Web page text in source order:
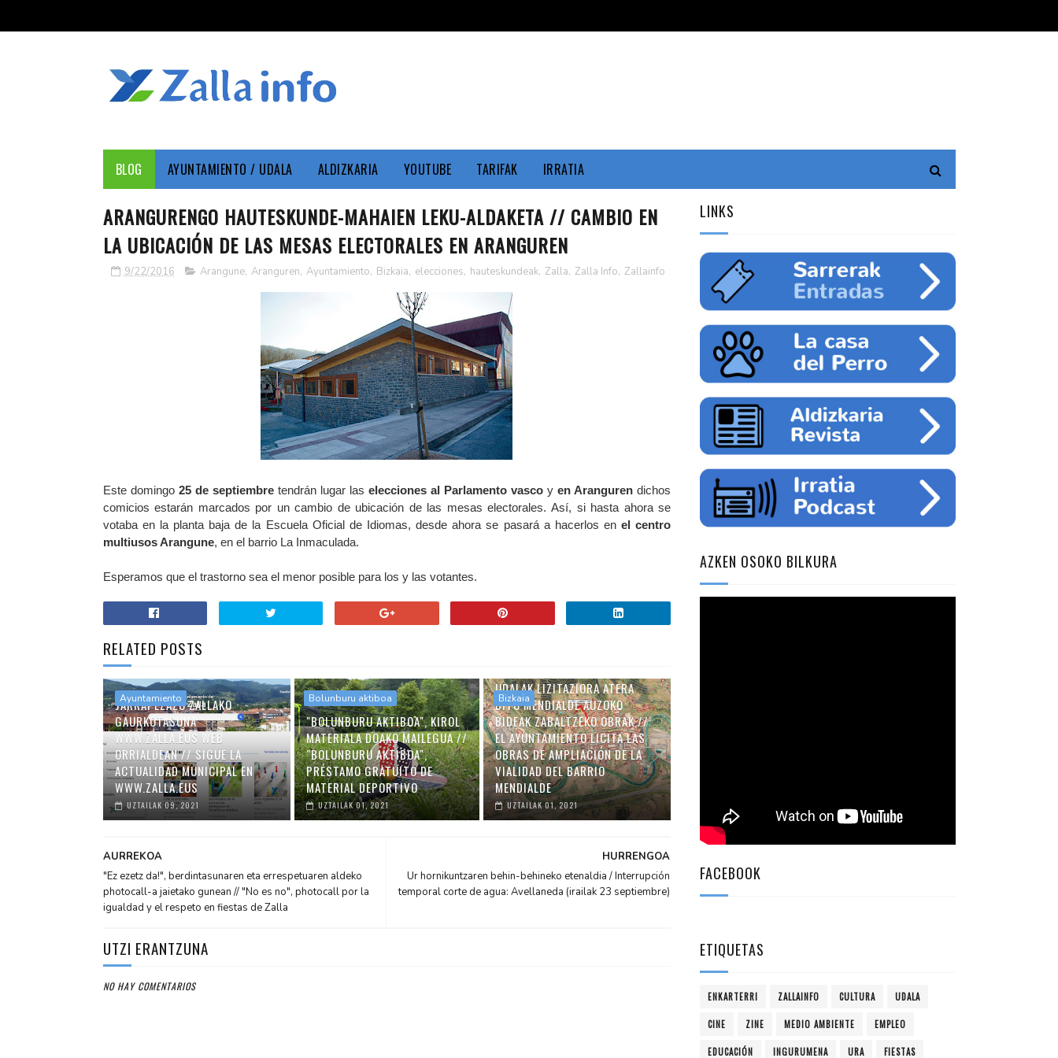
BLOG AYUNTAMIENTO / UDALA ALDIZKARIA YOUTUBE TARIFAK IRRATIA
ARANGURENGO HAUTESKUNDE-MAHAIEN LEKU-ALDAKETA // CAMBIO EN
LA UBICACIÓN DE LAS MESAS ELECTORALES EN ARANGUREN
9/22/2016 Arangune, Aranguren, Ayuntamiento, Bizkaia, elecciones, hauteskundeak, Zalla, Zalla Info, Zallainfo
Este domingo 25 de septiembretendrán lugar las elecciones al Parlamento vasco yen Aranguren dichos
comicios estarán marcados por un cambio de ubicación de las mesas electorales. Así, si hasta ahora se
votaba en la planta baja de la Escuela Oficial de Idiomas, desde ahora se pasará a hacerlos enel centro
multiusos Arangune, en el barrio La Inmaculada.
Esperamos que el trastorno sea el menor posible para los y las votantes.
RELATED POSTS
Ayuntamiento
JARRAI EZAZU ZALLAKO
GAURKOTASUNA
WWW.ZALLA.EUS WEB
ORRIALDEAN // SIGUE LA
ACTUALIDAD MUNICIPAL EN
WWW.ZALLA.EUS
UZTAILAK 09, 2021
Bolunburu aktiboa
"BOLUNBURU AKTIBOA", KIROL
MATERIALA DOAKO MAILEGUA //
"BOLUNBURU AKTIBOA",
PRÉSTAMO GRATUITO DE
MATERIAL DEPORTIVO
UZTAILAK 01, 2021
Bizkaia
UDALAK LIZITAZIORA ATERA
DITU MENDIALDE AUZOKO
BIDEAK ZABALTZEKO OBRAK //
EL AYUNTAMIENTO LICITA LAS
OBRAS DE AMPLIACIÓN DE LA
VIALIDAD DEL BARRIO
MENDIALDE
UZTAILAK 01, 2021
HURRENGOA
Ur hornikuntzaren behin-behineko etenaldia / Interrupción
temporal corte de agua: Avellaneda (irailak 23 septiembre)
AURREKOA
"Ez ezetz da!", berdintasunaren eta errespetuaren aldeko
photocall-a jaietako gunean // "No es no", photocall por la
igualdad y el respeto en fiestas de Zalla
UTZI ERANTZUNA
NO HAY COMENTARIOS
LINKS
AZKEN OSOKO BILKURA
FACEBOOK
ETIQUETAS
ENKARTERRI ZALLAINFO CULTURA UDALA
CINE ZINE MEDIO AMBIENTE EMPLEO
EDUCACIÓN INGURUMENA URA FIESTAS